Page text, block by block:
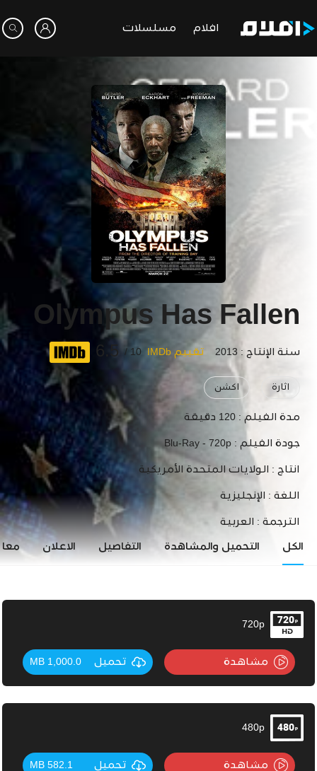
افلام مسلسلات
Olympus Has Fallen
سنة الإنتاج : 2013 تقييم IMDb 10 /
6.5
اثارة اكشن
مدة الفيلم : 120 دقيقة
جودة الفيلم : Blu-Ray - 720p
انتاج : الولايات المتحدة الأمريكية
اللغة : الإنجليزية
الترجمة : العربية
الكل التحميل والمشاهدة التفاصيل الاعلان
720p
مشاهدة تحميل 1,000.0 MB
480p
مشاهدة تحميل 582.1 MB